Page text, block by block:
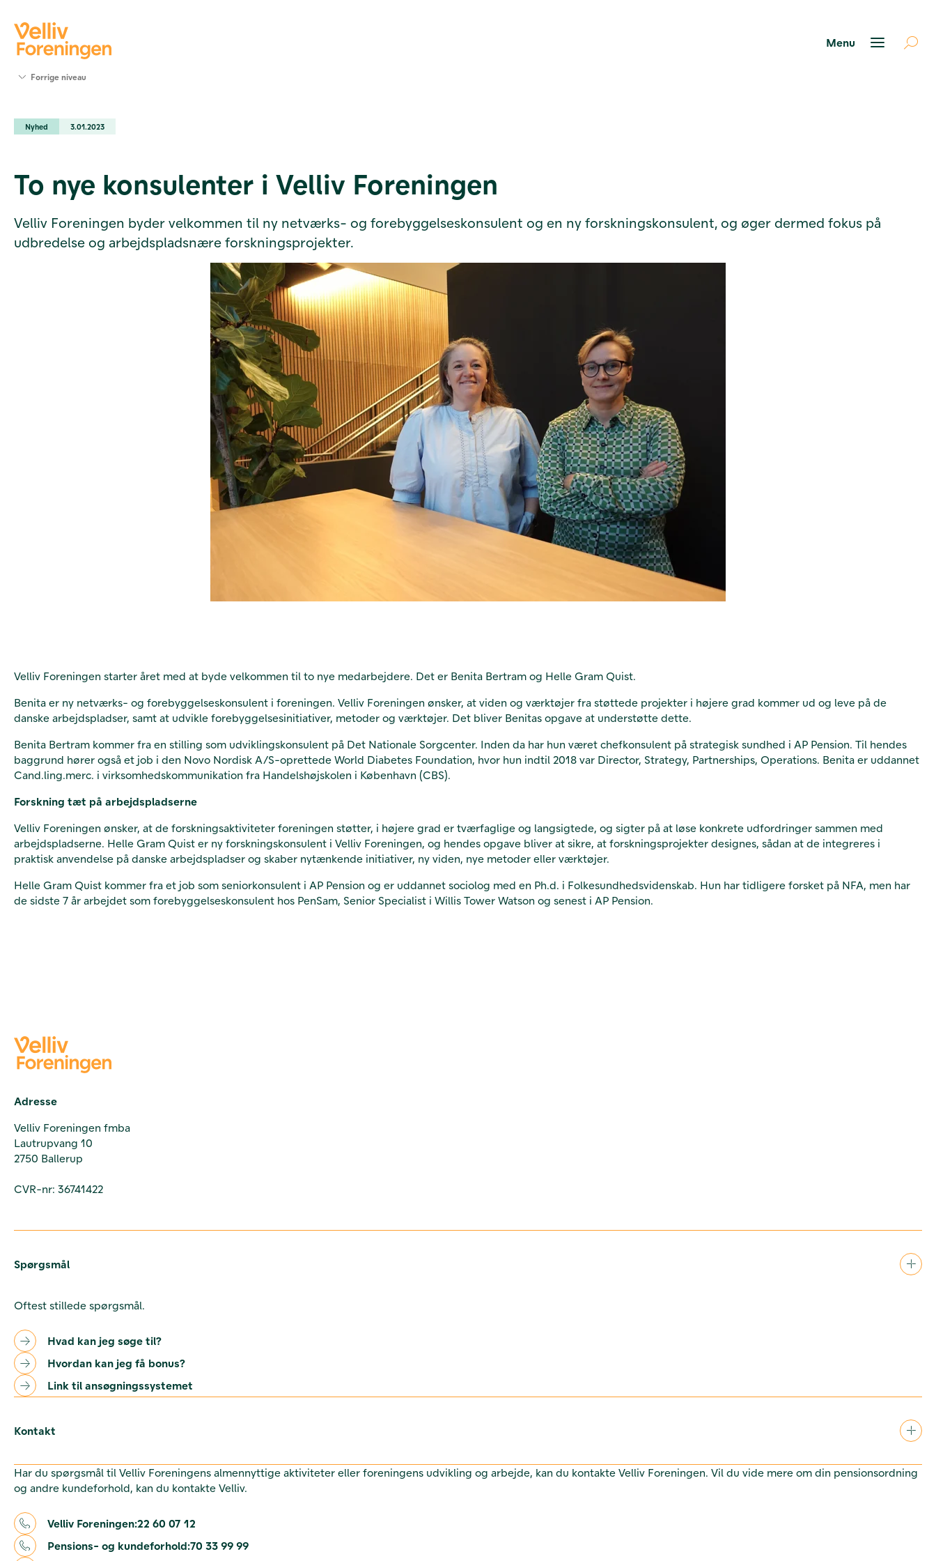
Værktøjer
Foreningen
Kontakt
Forrige niveau
Nyhed 3.01.2023
To nye konsulenter i Velliv Foreningen
Velliv Foreningen byder velkommen til ny netværks- og forebyggelseskonsulent og en ny forskningskonsulent, og øger dermed fokus på
udbredelse og arbejdspladsnære forskningsprojekter.
Velliv Foreningen starter året med at byde velkommen til to nye medarbejdere. Det er Benita Bertram og Helle Gram Quist.
Benita er ny netværks- og forebyggelseskonsulent i foreningen. Velliv Foreningen ønsker, at viden og værktøjer fra støttede projekter i højere grad kommer ud og leve på de
danske arbejdspladser, samt at udvikle forebyggelsesinitiativer, metoder og værktøjer. Det bliver Benitas opgave at understøtte dette.
Benita Bertram kommer fra en stilling som udviklingskonsulent på Det Nationale Sorgcenter. Inden da har hun været chefkonsulent på strategisk sundhed i AP Pension. Til hendes
baggrund hører også et job i den Novo Nordisk A/S-oprettede World Diabetes Foundation, hvor hun indtil 2018 var Director, Strategy, Partnerships, Operations. Benita er uddannet
Cand.ling.merc. i virksomhedskommunikation fra Handelshøjskolen i København (CBS).
Forskning tæt på arbejdspladserne
Velliv Foreningen ønsker, at de forskningsaktiviteter foreningen støtter, i højere grad er tværfaglige og langsigtede, og sigter på at løse konkrete udfordringer sammen med
arbejdspladserne. Helle Gram Quist er ny forskningskonsulent i Velliv Foreningen, og hendes opgave bliver at sikre, at forskningsprojekter designes, sådan at de integreres i
praktisk anvendelse på danske arbejdspladser og skaber nytænkende initiativer, ny viden, nye metoder eller værktøjer.
Helle Gram Quist kommer fra et job som seniorkonsulent i AP Pension og er uddannet sociolog med en Ph.d. i Folkesundhedsvidenskab. Hun har tidligere forsket på NFA, men har
de sidste 7 år arbejdet som forebyggelseskonsulent hos PenSam, Senior Specialist i Willis Tower Watson og senest i AP Pension.
Adresse
Velliv Foreningen fmba
Lautrupvang 10
2750 Ballerup
CVR-nr: 36741422
Spørgsmål
Oftest stillede spørgsmål.
Hvad kan jeg søge til?
Hvordan kan jeg få bonus?
Link til ansøgningssystemet
Kontakt
Har du spørgsmål til Velliv Foreningens almennyttige aktiviteter eller foreningens udvikling og arbejde, kan du kontakte Velliv Foreningen. Vil du vide mere om din pensionsordning
og andre kundeforhold, kan du kontakte Velliv.
Velliv Foreningen:22 60 07 12
Pensions- og kundeforhold:70 33 99 99